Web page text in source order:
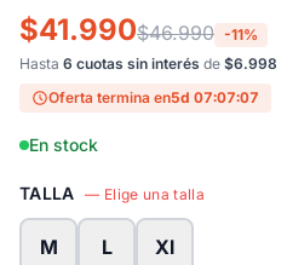
$41.990$46.990 -11%
Hasta 6 cuotas sin interés de $6.998
Oferta termina en5d 07:07:06
En stock
TALLA — Elige una talla
M L Xl